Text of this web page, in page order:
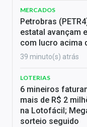
MERCADOS
Petrobras
estatal avançam
com lucro acima
39 minuto(s) atrás
LOTERIAS
6 mineiros
mais de R$ 2
na Lotofácil;
sorteio seguido